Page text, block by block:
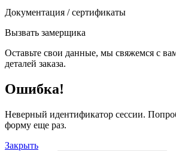
Документация / сертификаты
Вызвать замерщика
Оставьте свои данные, мы свяжемся с
деталей заказа.
Ошибка!
Неверный идентификатор сессии.
форму еще раз.
Закрыть